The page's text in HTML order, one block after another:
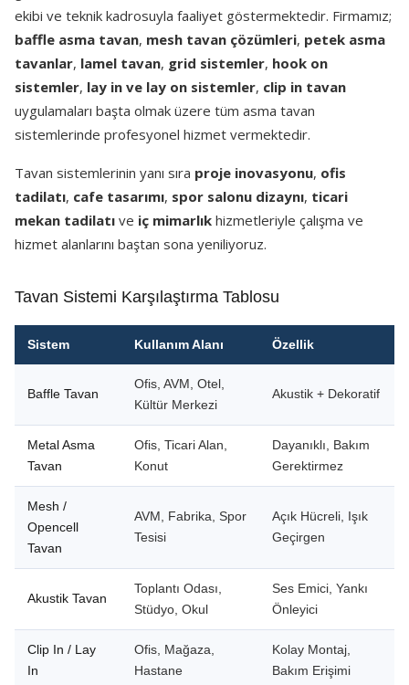
ekibi ve teknik kadrosuyla faaliyet göstermektedir. Firmamız;
baffle asma tavan, mesh tavan çözümleri, petek asma
tavanlar, lamel tavan, grid sistemler, hook on
sistemler, lay in ve lay on sistemler, clip in tavan
uygulamaları başta olmak üzere tüm asma tavan
sistemlerinde profesyonel hizmet vermektedir.
Tavan sistemlerinin yanı sıra proje inovasyonu, ofis
tadilatı, cafe tasarımı, spor salonu dizaynı, ticari
mekan tadilatı ve iç mimarlık hizmetleriyle çalışma ve
hizmet alanlarını baştan sona yeniliyoruz.
Tavan Sistemi Karşılaştırma Tablosu
Sistem Kullanım Alanı Özellik
Baffle Tavan
Ofis, AVM, Otel,
Kültür Merkezi
Akustik + Dekoratif
Metal Asma
Tavan
Ofis, Ticari Alan,
Konut
Dayanıklı, Bakım
Gerektirmez
Mesh /
Opencell
Tavan
AVM, Fabrika, Spor
Tesisi
Açık Hücreli, Işık
Geçirgen
Akustik Tavan
Toplantı Odası,
Stüdyo, Okul
Ses Emici, Yankı
Önleyici
Clip In / Lay
In
Ofis, Mağaza,
Hastane
Kolay Montaj,
Bakım Erişimi